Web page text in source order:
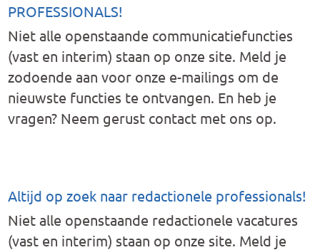
PROFESSIONALS!
Niet alle openstaande communicatiefuncties
(vast en interim) staan op onze site. Meld je
zodoende aan voor onze e-mailings om de
nieuwste functies te ontvangen. En heb je
vragen? Neem gerust contact met ons op.
Altijd op zoek naar redactionele professionals!
Niet alle openstaande redactionele vacatures
(vast en interim) staan op onze site. Meld je